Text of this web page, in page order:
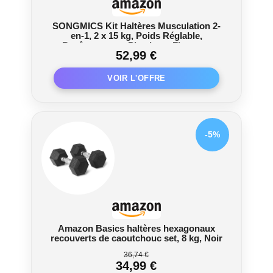
SONGMICS Kit Haltères Musculation 2-
en-1, 2 x 15 kg, Poids Réglable,
Revêtement en Plastique, Fitnesse,
Musculation, à la Maison, avec Barre
Noir d'Encre SYL30HBK
52,99 €
Amazon Basics haltères hexagonaux
recouverts de caoutchouc set, 8 kg, Noir
36,74 €
34,99 €
-5%